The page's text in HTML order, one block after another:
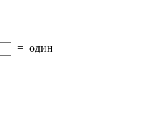
= один